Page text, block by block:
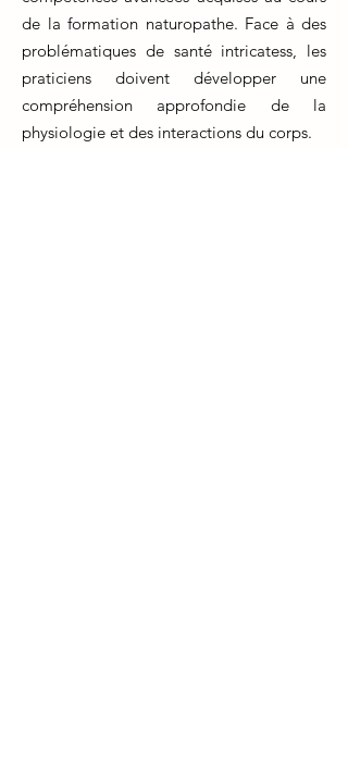
de la formation naturopathe. Face à des
problématiques de santé intricatess, les
praticiens doivent développer une
compréhension approfondie de la
physiologie et des interactions du corps.